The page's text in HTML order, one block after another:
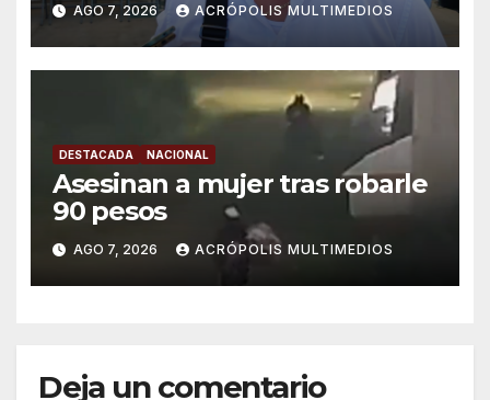
AGO 7, 2026 ACRÓPOLIS MULTIMEDIOS
DESTACADA NACIONAL
Asesinan a mujer tras robarle
90 pesos
AGO 7, 2026 ACRÓPOLIS MULTIMEDIOS
Deja un comentario